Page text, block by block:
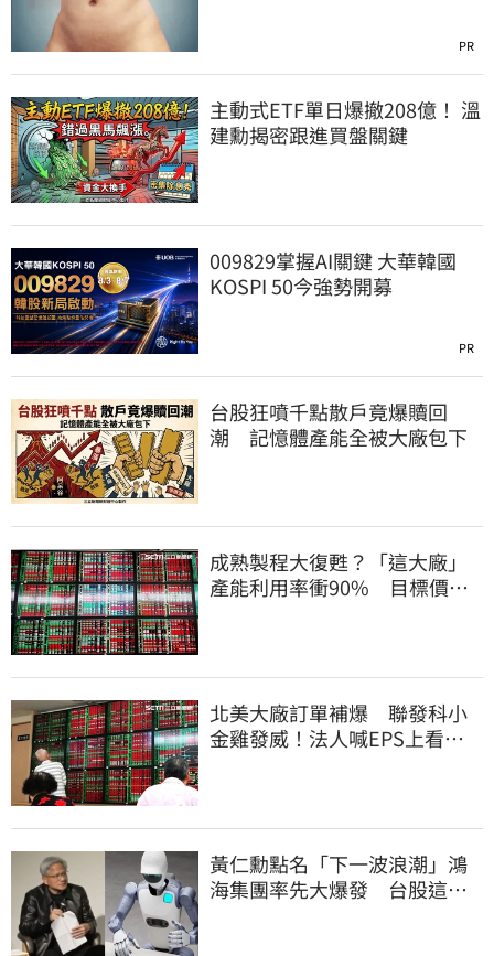
PR
主動式ETF單日爆撤208億！ 溫
建勳揭密跟進買盤關鍵
009829掌握AI關鍵 大華韓國
KOSPI 50今強勢開募
PR
台股狂噴千點散戶竟爆贖回
潮 記憶體產能全被大廠包下
成熟製程大復甦？「這大廠」
產能利用率衝90% 目標價上
北美大廠訂單補爆 聯發科小
金雞發威！法人喊EPS上看
黃仁勳點名「下一波浪潮」鴻
海集團率先大爆發 台股這族